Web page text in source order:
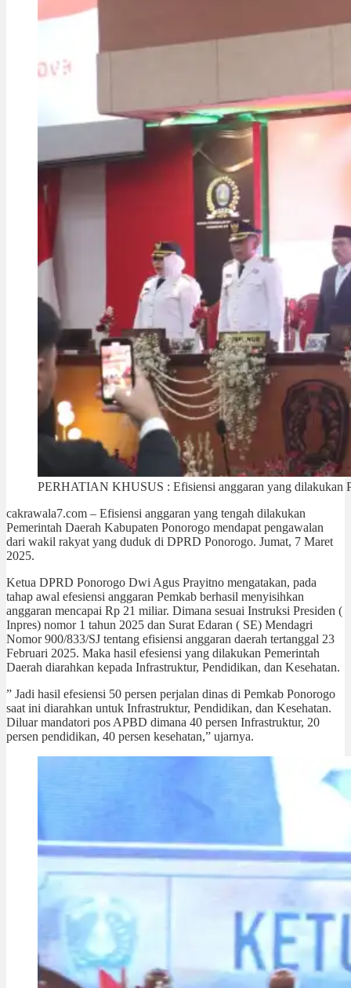
PERHATIAN KHUSUS : Efisiensi anggaran yang dilakukan
cakrawala7.com – Efisiensi anggaran yang tengah dilakukan
Pemerintah Daerah Kabupaten Ponorogo mendapat pengawalan
dari wakil rakyat yang duduk di DPRD Ponorogo. Jumat, 7 Maret
2025.
Ketua DPRD Ponorogo Dwi Agus Prayitno mengatakan, pada
tahap awal efesiensi anggaran Pemkab berhasil menyisihkan
anggaran mencapai Rp 21 miliar. Dimana sesuai Instruksi Presiden (
Inpres) nomor 1 tahun 2025 dan Surat Edaran ( SE) Mendagri
Nomor 900/833/SJ tentang efisiensi anggaran daerah tertanggal 23
Februari 2025. Maka hasil efesiensi yang dilakukan Pemerintah
Daerah diarahkan kepada Infrastruktur, Pendidikan, dan Kesehatan.
” Jadi hasil efesiensi 50 persen perjalan dinas di Pemkab Ponorogo
saat ini diarahkan untuk Infrastruktur, Pendidikan, dan Kesehatan.
Diluar mandatori pos APBD dimana 40 persen Infrastruktur, 20
persen pendidikan, 40 persen kesehatan,” ujarnya.